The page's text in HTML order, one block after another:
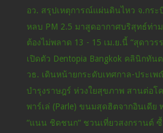
อว. สรุปเหตุการณ์แผ่นดินไหว จ.กระ
หลบ PM 2.5 มาสูดอากาศบริสุทธ์ท่า
ต้องไม่พลาด 13 - 15 เม.ย.นี้ “สุดาว
เปิดตัว Dentopia Bangkok คลินิกทัน
วธ. เดินหน้ายกระดับเทศกาล-ประเ
บำรุงราษฎร์ ห่วงใยสุขภาพ สานต่อโ
พาร์เล่ (Parle) ขนมสุดฮิตจากอินเดีย
“แนน ชิดชนก“ ชวนเที่ยวสงกรานต์